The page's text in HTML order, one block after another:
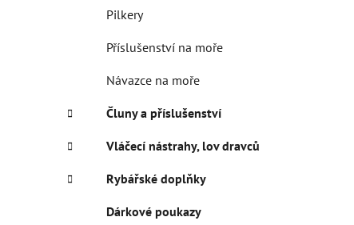
Pilkery
Příslušenství na moře
Návazce na moře
Čluny a příslušenství
Vláčecí nástrahy, lov dravců
Rybářské doplňky
Dárkové poukazy